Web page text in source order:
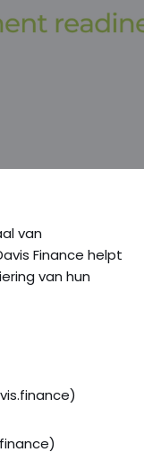
van
Finance helpt
van hun